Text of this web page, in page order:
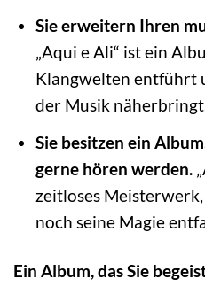
Sie erweitern Ihren
„Aqui e Ali“ ist ein
Klangwelten entführt
der Musik
Sie besitzen ein
gerne hören werden.
zeitloses
noch seine Magie
Ein Album, das Sie